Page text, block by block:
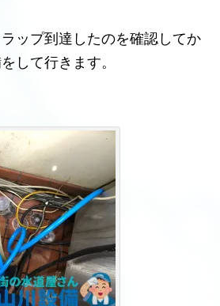
ップ到達したのを確認してか
して行きます。